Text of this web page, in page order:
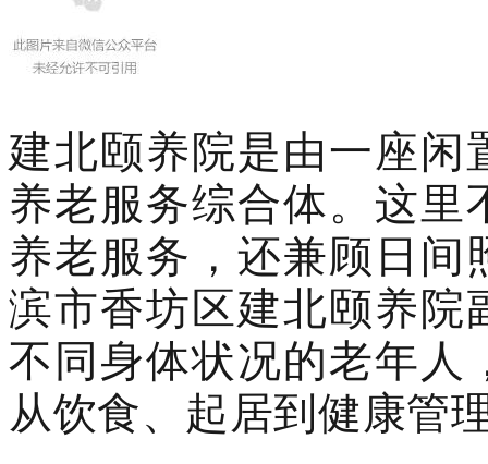
建北颐养院是由一座闲
养老服务综合体。这里
养老服务，还兼顾日间
滨市香坊区建北颐养院
不同身体状况的老年人
从饮食、起居到健康管